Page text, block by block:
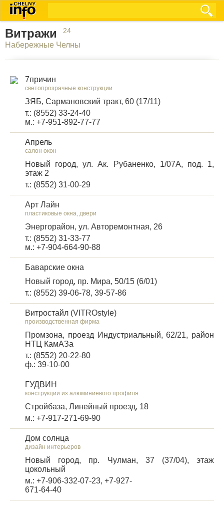
Витражи 24
Набережные Челны
7причин
светопрозрачные конструкции
ЗЯБ, Сармановский тракт, 60 (17/11)
т.: (8552) 33-24-40
м.: +7-951-892-77-77
Апрель
салон окон
Новый город, ул. Ак. Рубаненко, 1/07А, под. 1,
этаж 2
т.: (8552) 31-00-29
Арт Лайн
пластиковые окна, двери
Энергорайон, ул. Авторемонтная, 26
т.: (8552) 31-33-77
м.: +7-904-664-90-88
Баварские окна
Новый город, пр. Мира, 50/15 (6/01)
т.: (8552) 39-06-78, 39-57-86
Витростайл (VITROstyle)
производственная фирма
Промзона, проезд Индустриальный, 62/21, район
НТЦ КамАЗа
т.: (8552) 20-22-80
ф.: 39-10-00
ГУДВИН
конструкции из алюминиевого профиля
Стройбаза, Линейный проезд, 18
м.: +7-917-271-69-90
Дом солнца
дизайн интерьеров
Новый город, пр. Чулман, 37 (37/04), этаж
цокольный
м.: +7-906-332-07-23, +7-927-
671-64-40